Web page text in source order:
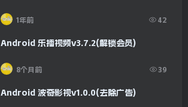
1年前 42
Android 乐播视频v3.7.2(解锁会员)
8个月前 39
Android 波奇影视v1.0.0(去除广告)